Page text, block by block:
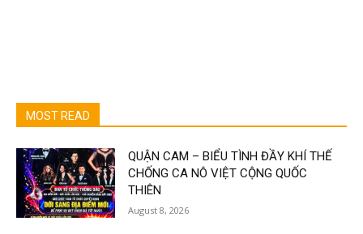
MOST READ
QUẬN CAM – BIỂU TÌNH ĐẦY KHÍ THẾ
CHỐNG CA NÔ VIỆT CỘNG QUỐC
THIÊN
August 8, 2026